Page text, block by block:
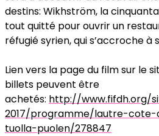
destins: Wikhström, la
tout quitté pour ouvrir un
réfugié syrien, qui s’accroche à
Lien vers la page du film sur le
billets peuvent être
achetés: http://www.fifdh.org/
2017/programme/lautre-
tuolla-puolen/278847